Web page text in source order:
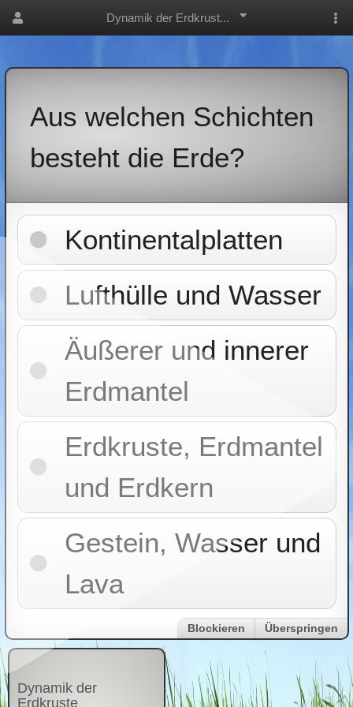
Dynamik der Erdkrust...
Aus welchen Schichten
besteht die Erde?
Kontinentalplatten
Lufthülle und Wasser
Äußerer und innerer
Erdmantel
Erdkruste, Erdmantel
und Erdkern
Gestein, Wasser und
Lava
Blockieren Überspringen
Dynamik der
Erdkruste